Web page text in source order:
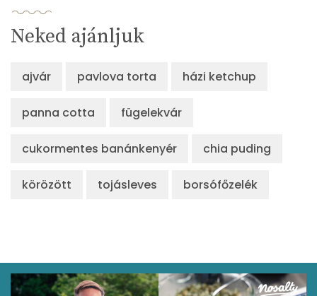
Neked ajánljuk
ajvár pavlova torta házi ketchup
panna cotta fügelekvár
cukormentes banánkenyér chia puding
körözött tojásleves borsófőzelék